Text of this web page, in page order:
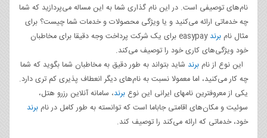
نام‌های توصیفی است. در این نام گذاری شما به این مساله می‌پردازید که شما
چه خدماتی ارائه می‌کنید و یا ویژگی محصولات و خدمات شما چیست؟ برای
مثال نام برند
easypay برای یک شرکت پرداخت وجه دقیقا برای مخاطبان
خود ویژگی‌های کاری خود را توصیف می‌کند.
این نوع از نام برند شاید بتواند به طور دقیق به مخاطبان شما بگوید که شما
چه کار می‌کنید، اما معمولا نسبت به نام‌های دیگر انعطاف پذیری کم تری دارد.
یکی از معروفترین نامهای ایرانی این نوع برند، سامانه آنلاین رزرو هتل،
سوئیت و مکان‌های اقامتی جاباما است که توانسته به طور کامل در نام برند
خود، خدماتی که ارائه می‌کند را توصیف کند.